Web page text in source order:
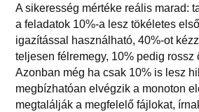
A sikeresség mértéke reális marad:
a feladatok 10%-a lesz tökéletes
igazítással használható, 40%-ot
teljesen félremegy, 10% pedig rossz
Azonban még ha csak 10% is lesz
megbízhatóan elvégzik a monoton
megtalálják a megfelelő fájlokat,